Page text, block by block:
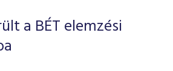
a BÉT elemzési